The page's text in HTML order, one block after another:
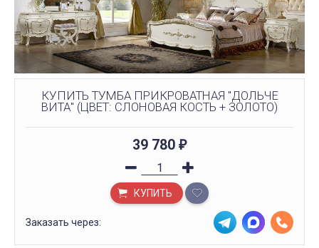
КУПИТЬ ТУМБА ПРИКРОВАТНАЯ "ДОЛЬЧЕ
ВИТА" (ЦВЕТ: СЛОНОВАЯ КОСТЬ + ЗОЛОТО)
39 780 ₽
КУПИТЬ
Заказать через: